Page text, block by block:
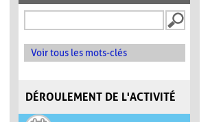
Voir tous les mots-clés
DÉROULEMENT DE L'ACTIVITÉ